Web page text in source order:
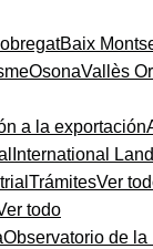
Baix
OsonaVallès
a la exportación
International
TrámitesVer
todo
Observatorio de la